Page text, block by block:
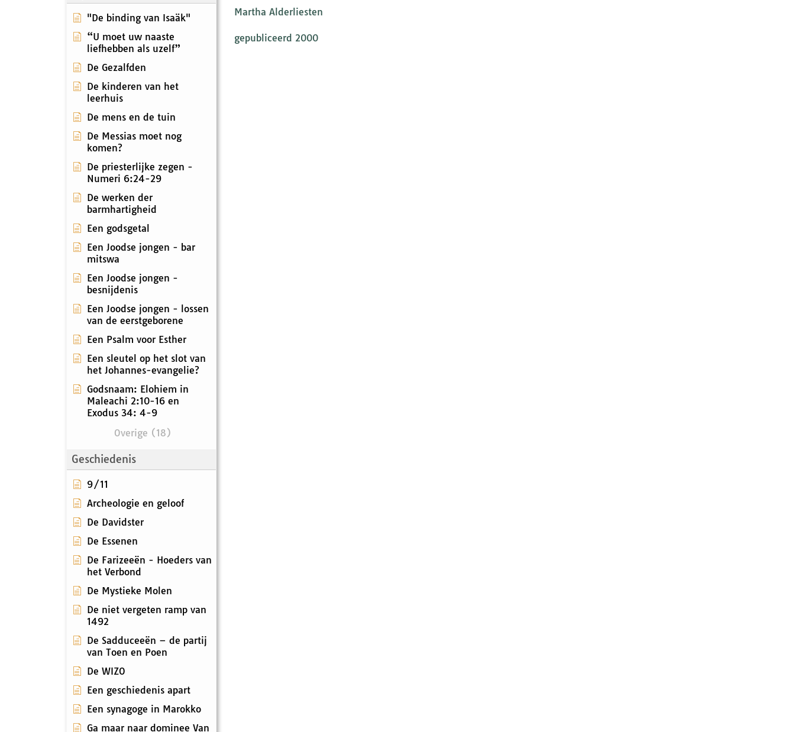
"De binding van Isaäk"
“U moet uw naaste
liefhebben als uzelf”
De Gezalfden
De kinderen van het
leerhuis
De mens en de tuin
De Messias moet nog
komen?
De priesterlijke zegen -
Numeri 6:24-29
De werken der
barmhartigheid
Een godsgetal
Een Joodse jongen - bar
mitswa
Een Joodse jongen -
besnijdenis
Een Joodse jongen - lossen
van de eerstgeborene
Een Psalm voor Esther
Een sleutel op het slot van
het Johannes-evangelie?
Godsnaam: Elohiem in
Maleachi 2:10-16 en
Exodus 34: 4-9
Overige (18)
Geschiedenis
9/11
Archeologie en geloof
De Davidster
De Essenen
De Farizeeën - Hoeders van
het Verbond
De Mystieke Molen
De niet vergeten ramp van
1492
De Sadduceeën – de partij
van Toen en Poen
De WIZO
Een geschiedenis apart
Een synagoge in Marokko
Ga maar naar dominee Van
Martha Alderliesten
gepubliceerd 2000